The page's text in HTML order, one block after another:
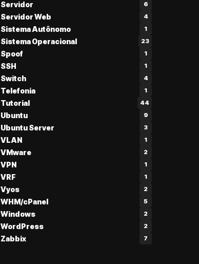
Servidor 6
Servidor Web 4
Sistema Autônomo 1
Sistema Operacional 23
Spoof 1
SSH 1
Switch 4
Telefonia 1
Tutorial 44
Ubuntu 9
Ubuntu Server 3
VLAN 1
VMware 2
VPN 1
VRF 1
Vyos 2
WHM/cPanel 5
Windows 2
WordPress 2
Zabbix 7